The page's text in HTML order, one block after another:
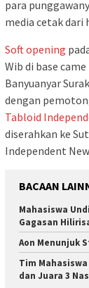
para
media cetak dari
Soft opening
Wib di base
Banyuanyar
dengan
Tabloid
diserahkan ke
Independent
BACAAN
Mahasiswa
Gagasan
Aon Menunjuk
Tim
dan Juara 3